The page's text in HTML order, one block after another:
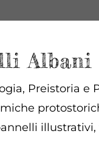
Albani
Preistoria e
illustrativi,